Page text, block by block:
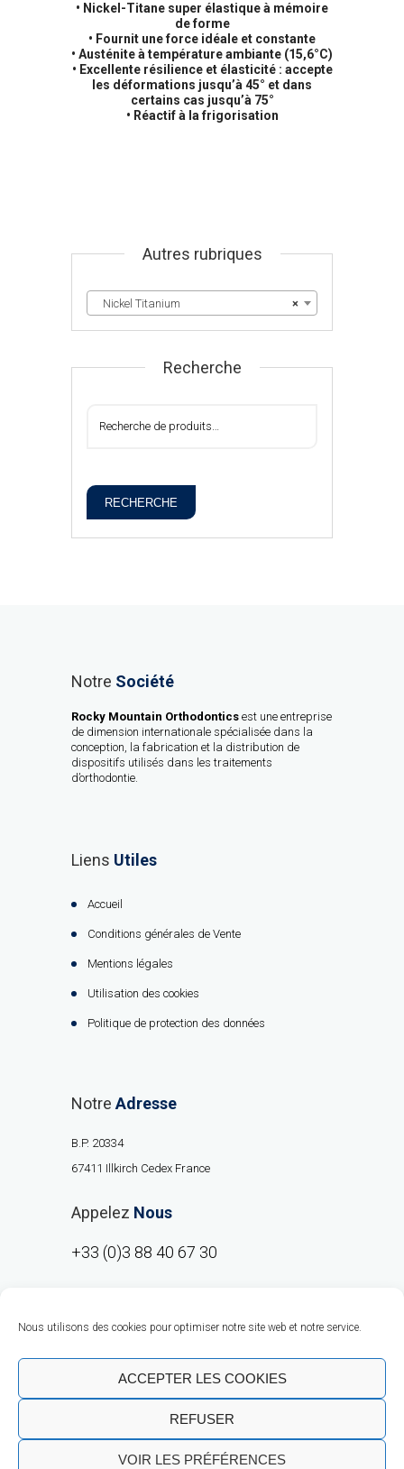
Nous utilisons des cookies pour optimiser notre site web et notre service.
ACCEPTER LES COOKIES
REFUSER
VOIR LES PRÉFÉRENCES
• Nickel-Titane super élastique à mémoire
de forme
• Fournit une force idéale et constante
• Austénite à température ambiante (15,6°C)
• Excellente résilience et élasticité : accepte
les déformations jusqu’à 45° et dans
certains cas jusqu’à 75°
• Réactif à la frigorisation
Autres rubriques
×
Nickel Titanium
Recherche
RECHERCHE
Notre Société
Rocky Mountain Orthodontics est une entreprise
de dimension internationale spécialisée dans la
conception, la fabrication et la distribution de
dispositifs utilisés dans les traitements
d’orthodontie.
Liens Utiles
Accueil
Conditions générales de Vente
Mentions légales
Utilisation des cookies
Politique de protection des données
Notre Adresse
B.P. 20334
67411 Illkirch Cedex France
Appelez Nous
+33 (0)3 88 40 67 30
Copyright © RMO Europe 2020 |Talent